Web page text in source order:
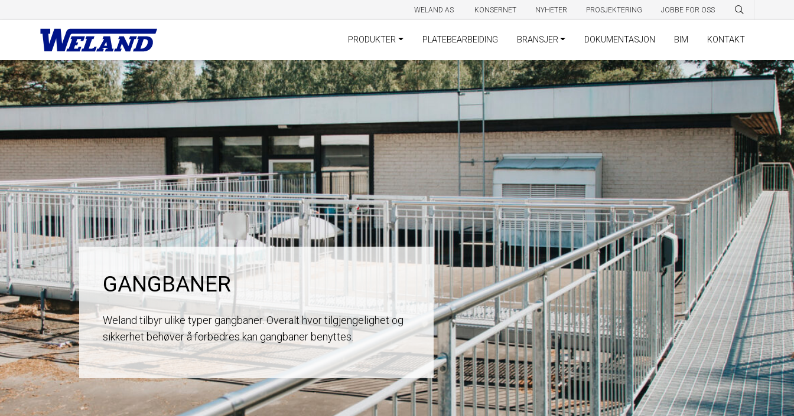
WELAND AS KONSERNET NYHETER PROSJEKTERING JOBBE FOR OSS
PRODUKTER PLATEBEARBEIDING BRANSJER DOKUMENTASJON BIM KONTAKT
GANGBANER
Weland tilbyr ulike typer gangbaner. Overalt hvor tilgjengelighet og
sikkerhet behøver å forbedres kan gangbaner benyttes.